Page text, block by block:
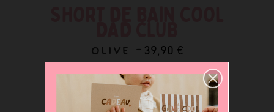
OLIVE - 39,90 €
Lire les 2 avis
Taille short de bain